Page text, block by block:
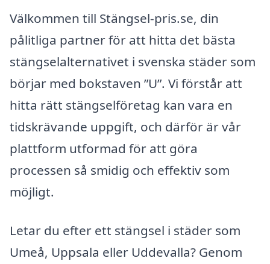
Välkommen till Stängsel-pris.se, din
pålitliga partner för att hitta det bästa
stängselalternativet i svenska städer som
börjar med bokstaven ”U”. Vi förstår att
hitta rätt stängselföretag kan vara en
tidskrävande uppgift, och därför är vår
plattform utformad för att göra
processen så smidig och effektiv som
möjligt.
Letar du efter ett stängsel i städer som
Umeå, Uppsala eller Uddevalla? Genom